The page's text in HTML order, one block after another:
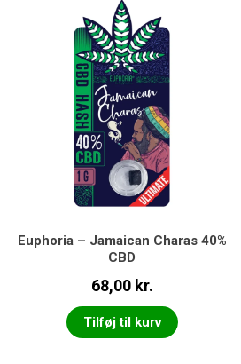
Euphoria – Jamaican Charas 40%
CBD
68,00 kr.
Tilføj til kurv